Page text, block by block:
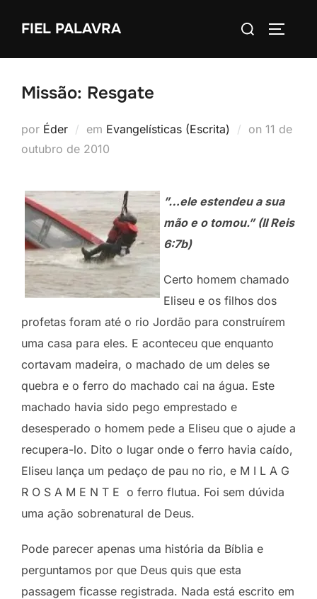
FIEL PALAVRA
Pesquisar
Missão: Resgate
por Éder em Evangelísticas (Escrita) on Postado
11 de
outubro de 2010
”…ele estendeu a sua
mão e o tomou.” (II Reis
6:7b)
Certo homem chamado
Eliseu e os filhos dos
profetas foram até o rio Jordão para construírem
uma casa para eles. E aconteceu que enquanto
cortavam madeira, o machado de um deles se
quebra e o ferro do machado cai na água. Este
machado havia sido pego emprestado e
desesperado o homem pede a Eliseu que o ajude a
recupera-lo. Dito o lugar onde o ferro havia caído,
Eliseu lança um pedaço de pau no rio, e M I L A G
R O S A M E N T E o ferro flutua. Foi sem dúvida
uma ação sobrenatural de Deus.
Pode parecer apenas uma história da Bíblia e
perguntamos por que Deus quis que esta
passagem ficasse registrada. Nada está escrito em